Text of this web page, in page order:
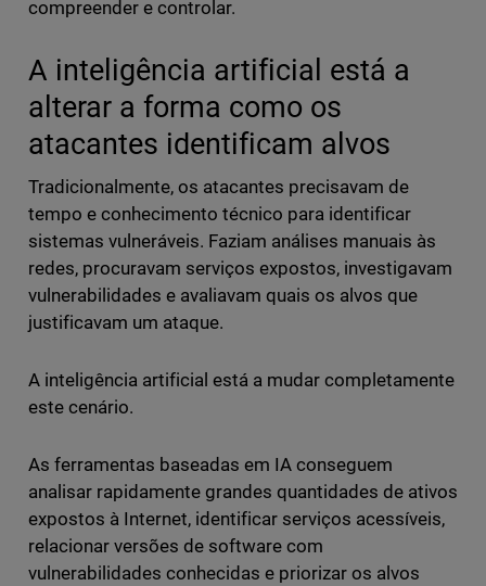
compreender e controlar.
A inteligência artificial está a
alterar a forma como os
atacantes identificam alvos
Tradicionalmente, os atacantes precisavam de
tempo e conhecimento técnico para identificar
sistemas vulneráveis. Faziam análises manuais às
redes, procuravam serviços expostos, investigavam
vulnerabilidades e avaliavam quais os alvos que
justificavam um ataque.
A inteligência artificial está a mudar completamente
este cenário.
As ferramentas baseadas em IA conseguem
analisar rapidamente grandes quantidades de ativos
expostos à Internet, identificar serviços acessíveis,
relacionar versões de software com
vulnerabilidades conhecidas e priorizar os alvos